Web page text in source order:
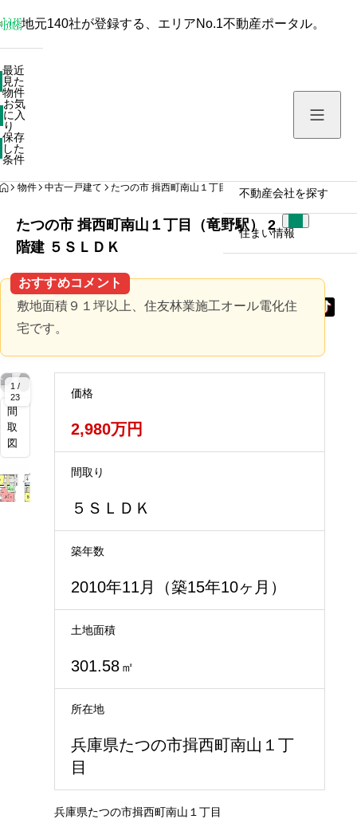
保存した条件
不動産会社を探す
住まい情報
地元140社が登録する、エリアNo.1不動産ポータル。
最近
見た
物件
お気
に入
り
保存
した
条件
HOME
物件 中古一戸建て たつの市 揖西町南山１丁目（竜野駅） 2階建 ５ＳＬＤＫ
たつの市 揖西町南山１丁目（竜野駅） 2
階建 ５ＳＬＤＫ
おすすめコメント
敷地面積９１坪以上、住友林業施工オール電化住
宅です。
1 /
23
大
大
大
大
大
大
大
大
大
大
間
取
図
価格
2,980万円
間取り
５ＳＬＤＫ
築年数
2010年11月（築15年10ヶ月）
土地面積
301.58 ㎡
所在地
兵庫県たつの市揖西町南山１丁
目
兵庫県たつの市揖西町南山１丁目